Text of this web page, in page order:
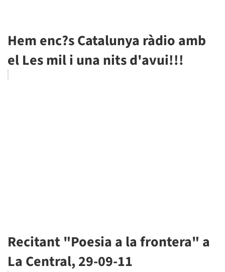
Hem enc?s Catalunya ràdio amb
el Les mil i una nits d'avui!!!
Recitant "Poesia a la frontera" a
La Central, 29-09-11